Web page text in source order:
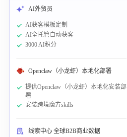
AI外贸员
AI获客模板定制
AI全托管自动获客
3000 AI积分
Openclaw（小龙虾）本地化部署
提供Openclaw（小龙虾）本地化安装部
署
安装跨境魔方skills
线索中心 全球B2B商业数据